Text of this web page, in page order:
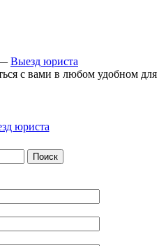
Выезд юриста
с вами в любом удобном для